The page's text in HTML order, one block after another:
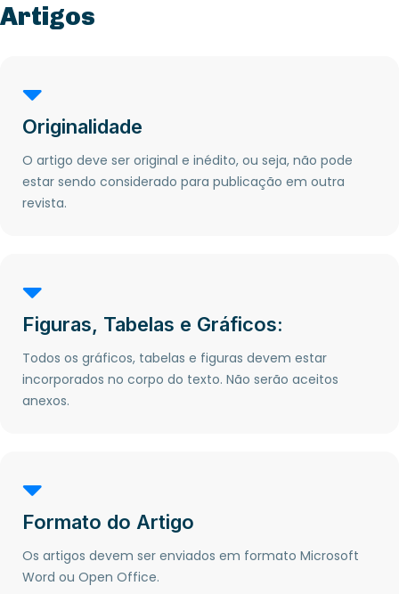
Artigos
Originalidade
O artigo deve ser original e inédito, ou seja, não pode
estar sendo considerado para publicação em outra
revista.
Figuras, Tabelas e Gráficos:
Todos os gráficos, tabelas e figuras devem estar
incorporados no corpo do texto. Não serão aceitos
anexos.
Formato do Artigo
Os artigos devem ser enviados em formato Microsoft
Word ou Open Office.